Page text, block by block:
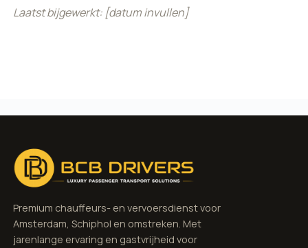
Laatst bijgewerkt: [datum invullen]
Premium chauffeurs- en vervoersdienst voor
Amsterdam, Schiphol en omstreken. Met
jarenlange ervaring en gastvrijheid voor